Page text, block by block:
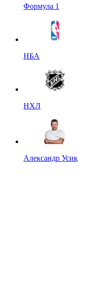
Формула 1
НБА
НХЛ
Александр Усик